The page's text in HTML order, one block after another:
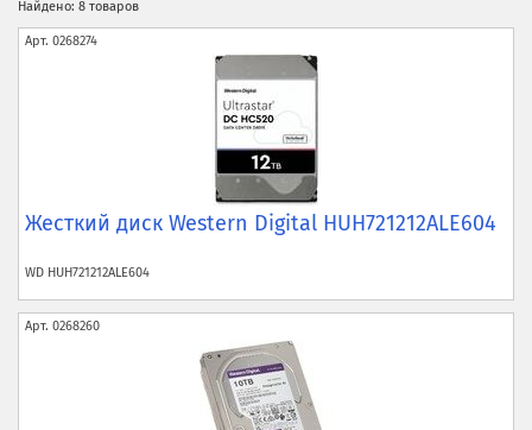
Найдено: 8 товаров
Арт. 0268274
Жесткий диск Western Digital HUH721212ALE604
WD HUH721212ALE604
Арт. 0268260